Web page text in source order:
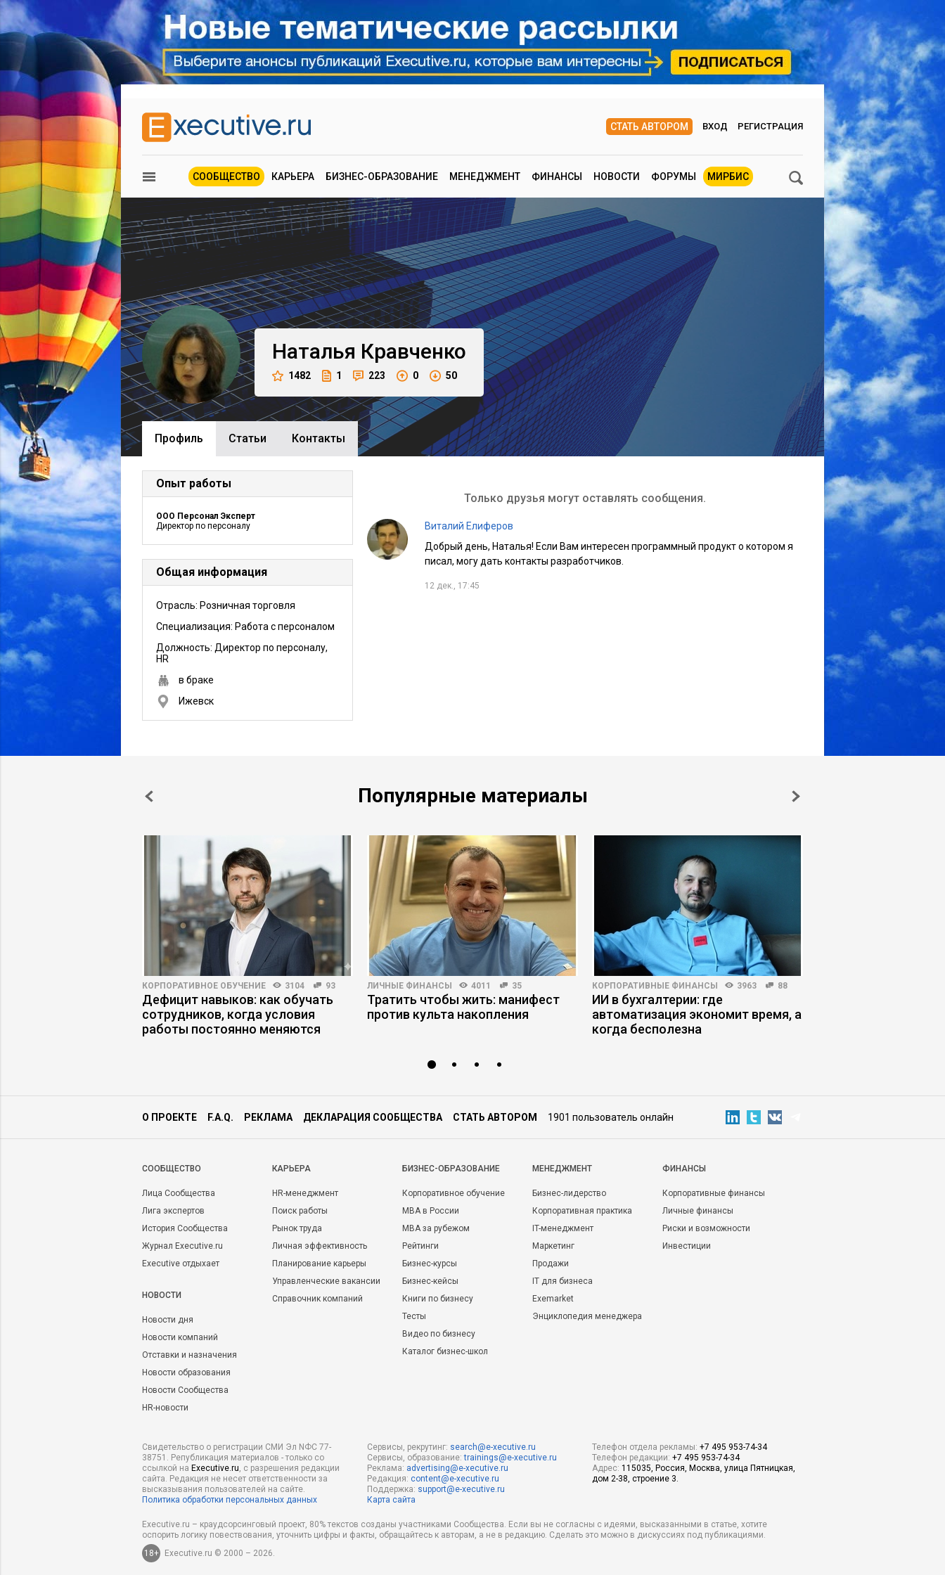
СТАТЬ АВТОРОМ ВХОД РЕГИСТРАЦИЯ
СООБЩЕСТВО КАРЬЕРА БИЗНЕС-ОБРАЗОВАНИЕ МЕНЕДЖМЕНТ ФИНАНСЫ НОВОСТИ ФОРУМЫ МИРБИС
Наталья Кравченко
1482 1 223 0 50
Профиль Cтатьи Контакты
Опыт работы
ООО Персонал Эксперт
Директор по персоналу
Общая информация
Отрасль: Розничная торговля
Специализация: Работа с персоналом
Должность: Директор по персоналу,
HR
в браке
Ижевск
Только друзья могут оставлять сообщения.
Виталий Елиферов
Добрый день, Наталья! Если Вам интересен программный продукт о котором я
писал, могу дать контакты разработчиков.
12 дек., 17:45
Популярные материалы
КОРПОРАТИВНОЕ ОБУЧЕНИЕ 3104 93
Дефицит навыков: как обучать
сотрудников, когда условия
работы постоянно меняются
ЛИЧНЫЕ ФИНАНСЫ 4011 35
Тратить чтобы жить: манифест
против культа накопления
КОРПОРАТИВНЫЕ ФИНАНСЫ 3963 88
ИИ в бухгалтерии: где
автоматизация экономит время, а
когда бесполезна
О ПРОЕКТЕ F.A.Q. РЕКЛАМА ДЕКЛАРАЦИЯ СООБЩЕСТВА СТАТЬ АВТОРОМ 1901 пользователь онлайн
CООБЩЕСТВО
Лица Сообщества
Лига экспертов
История Сообщества
Журнал Executive.ru
Executive отдыхает
НОВОСТИ
Новости дня
Новости компаний
Отставки и назначения
Новости образования
Новости Сообщества
HR-новости
КАРЬЕРА
HR-менеджмент
Поиск работы
Рынок труда
Личная эффективность
Планирование карьеры
Управленческие вакансии
Справочник компаний
БИЗНЕС-ОБРАЗОВАНИЕ
Корпоративное обучение
MBA в России
MBA за рубежом
Рейтинги
Бизнес-курсы
Бизнес-кейсы
Книги по бизнесу
Тесты
Видео по бизнесу
Каталог бизнес-школ
МЕНЕДЖМЕНТ
Бизнес-лидерство
Корпоративная практика
IT-менеджмент
Маркетинг
Продажи
IT для бизнеса
Exemarket
Энциклопедия менеджера
ФИНАНСЫ
Корпоративные финансы
Личные финансы
Риски и возможности
Инвестиции
Свидетельство о регистрации СМИ Эл NФС 77-
38751. Републикация материалов - только со
ссылкой на Executive.ru, с разрешения редакции
сайта. Редакция не несет ответственности за
высказывания пользователей на сайте.
Политика обработки персональных данных
Сервисы, рекрутинг: search@e-xecutive.ru
Сервисы, образование:trainings@e-xecutive.ru
Реклама: advertising@e-xecutive.ru
Редакция: content@e-xecutive.ru
Поддержка: support@e-xecutive.ru
Карта сайта
Телефон отдела рекламы: +7 495 953-74-34
Телефон редакции: +7 495 953-74-34
Адрес: 115035, Россия, Москва, улица Пятницкая,
дом 2-38, строение 3.
Executive.ru – краудсорсинговый проект, 80% текстов созданы участниками Сообщества. Если вы не согласны с идеями, высказанными в статье, хотите
оспорить логику повествования, уточнить цифры и факты, обращайтесь к авторам, а не в редакцию. Сделать это можно в дискуссиях под публикациями.
18+
Executive.ru © 2000 – 2026.